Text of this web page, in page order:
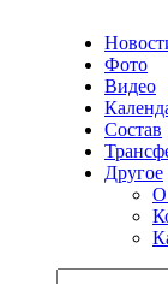
Фото
Видео
Состав
Другое
О